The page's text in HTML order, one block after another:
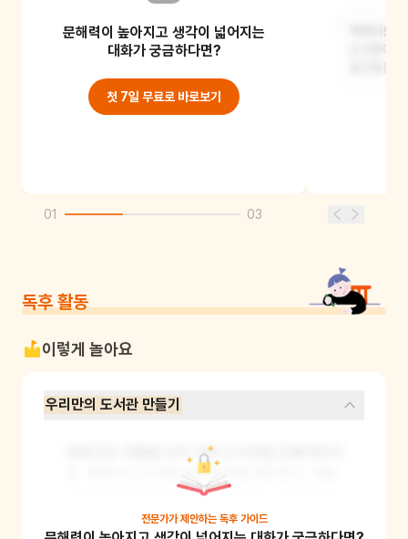
한다고 했어요. 하지만 그건 틀린
말이에요. 도서관
문해력이 높아지고 생각이 넓어지는
대화가 궁금하다면?
첫 7일 무료로 바로보기
책에서는
도서관에
물건들을
01 03
독후 활동
이렇게 놀아요
우리만의 도서관 만들기
집에 있는 책들을 모아 작은 도서관을 만들어보세
요. 책장이나 상자를 이용해 책을 정리하고, 대출
카드를 만들어 책을 빌리고 반납하는 놀이를 해보
세요. 이를 통해 도서관 이용 방법을 실제로 체험
전문가가 제안하는 독후 가이드